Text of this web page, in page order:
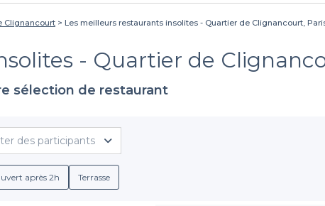
Clignancourt Les meilleurs restaurants insolites - Quartier de Clignancourt,
- Quartier de
sélection de restaurant
des participants
après 2h Terrasse